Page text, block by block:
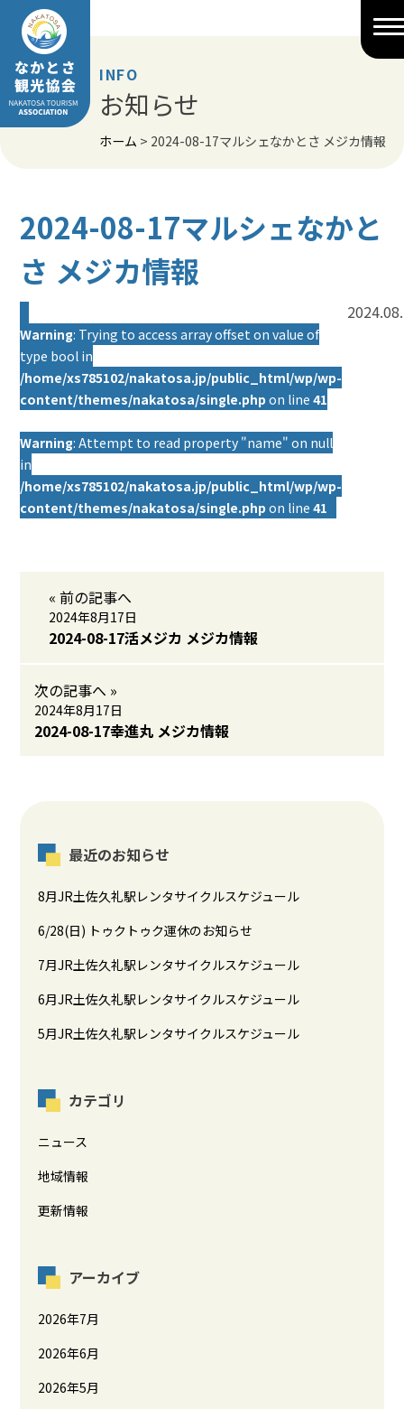
Skip
content
INFO
お知らせ
ホーム > 2024-08-17マルシェなかとさ メジカ情報
2024-08-17マルシェなかと
さ メジカ情報
Warning: Trying to access array offset on value of
type bool in
/home/xs785102/nakatosa.jp/public_html/wp/wp-
content/themes/nakatosa/single.php on line41
Warning: Attempt to read property "name" on null
in
/home/xs785102/nakatosa.jp/public_html/wp/wp-
content/themes/nakatosa/single.php on line41
« 前の記事へ
2024年8月17日
2024-08-17活メジカ メジカ情報
次の記事へ »
2024年8月17日
2024-08-17幸進丸 メジカ情報
最近のお知らせ
8月JR土佐久礼駅レンタサイクルスケジュール
6/28(日) トゥクトゥク運休のお知らせ
7月JR土佐久礼駅レンタサイクルスケジュール
6月JR土佐久礼駅レンタサイクルスケジュール
5月JR土佐久礼駅レンタサイクルスケジュール
カテゴリ
ニュース
地域情報
更新情報
アーカイブ
2026年7月
2026年6月
2026年5月